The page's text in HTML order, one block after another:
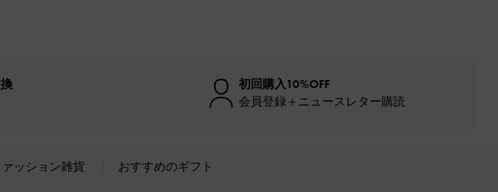
初回購入10%OFF
会員登録＋ニュースレター購読
ッション雑貨 おすすめのギフト